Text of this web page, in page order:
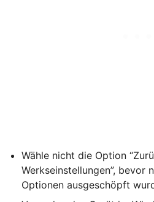
Wähle nicht die Option
Werkseinstellungen”, bevor
Optionen ausgeschöpft